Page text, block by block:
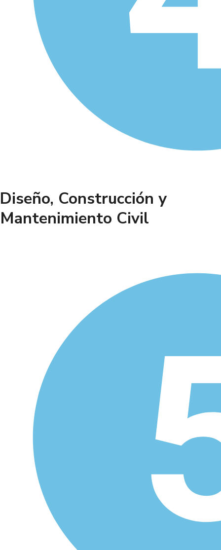
Diseño, Construcción y
Mantenimiento Civil